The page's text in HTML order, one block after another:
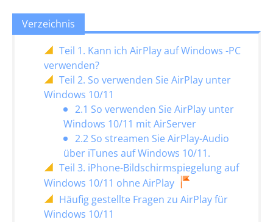
Verzeichnis
Teil 1. Kann ich AirPlay auf Windows -PC
verwenden?
Teil 2. So verwenden Sie AirPlay unter
Windows 10/11
2.1 So verwenden Sie AirPlay unter
Windows 10/11 mit AirServer
2.2 So streamen Sie AirPlay-Audio
über iTunes auf Windows 10/11.
Teil 3. iPhone-Bildschirmspiegelung auf
Windows 10/11 ohne AirPlay
Häufig gestellte Fragen zu AirPlay für
Windows 10/11